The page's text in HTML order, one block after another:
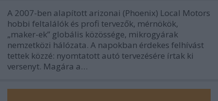
A 2007-ben alapított arizonai (Phoenix) Local Motors
hobbi feltalálók és profi tervezők, mérnökök,
„maker-ek” globális közössége, mikrogyárak
nemzetközi hálózata. A napokban érdekes felhívást
tettek közzé: nyomtatott autó tervezésére írtak ki
versenyt. Magára a…